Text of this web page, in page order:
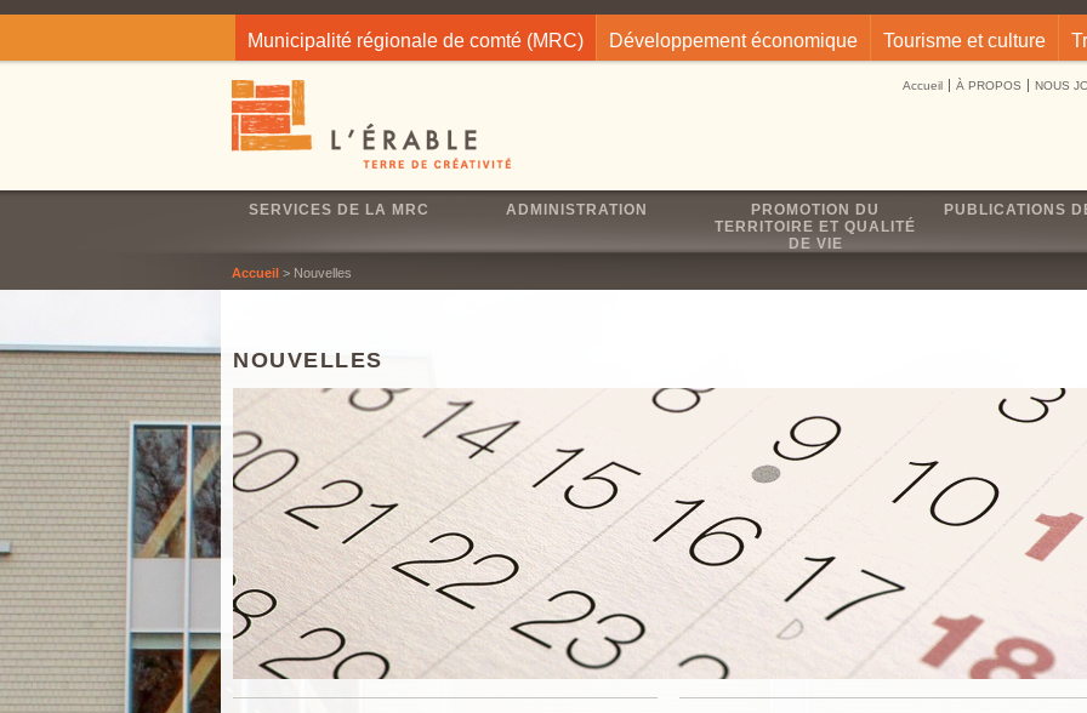
Municipalité régionale de comté (MRC) Développement économique Tourisme et culture
Accueil À PROPOS NOUS
SERVICES DE LA MRC ADMINISTRATION
PROMOTION DU
TERRITOIRE ET QUALITÉ
DE VIE
PUBLICATIONS
Accueil> Nouvelles
NOUVELLES